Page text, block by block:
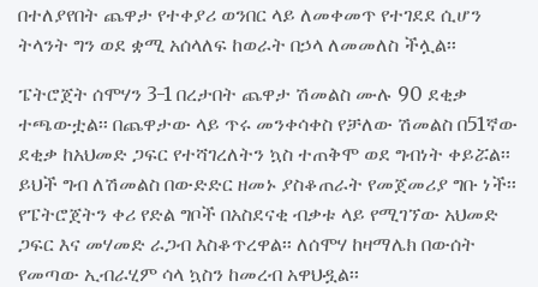
በተለያየበት ጨዋታ የተቀያሪ ወንበር ላይ ለመቀመጥ የተገደደ ሲሆን
ትላንት ግን ወደ ቋሚ አሰላለፍ ከወራት በኃላ ለመመለስ ችሏል፡፡
ፔትሮጀት ሰሞሃን 3-1 በረታበት ጨዋታ ሽመልስ ሙሉ 90 ደቂቃ
ተጫውቷል፡፡ በጨዋታው ላይ ጥሩ መንቀሳቀስ የቻለው ሽመልስ በ51ኛው
ደቂቃ ከአህመድ ጋፍር የተሻገረለትን ኳስ ተጠቅሞ ወደ ግብነት ቀይሯል፡፡
ይህች ግብ ለሽመልስ በውድድር ዘመኑ ያስቆጠራት የመጀመሪያ ግቡ ነች፡፡
የፔትሮጀትን ቀሪ የድል ግቦች በአስደናቂ ብቃቱ ላይ የሚገኘው አህመድ
ጋፍር እና መሃመድ ራጋብ እስቆጥረዋል፡፡ ለሰሞሃ ከዛማሌክ በውሰት
የመጣው ኢብራሂም ሳላ ኳስን ከመረብ አዋህዷል፡፡